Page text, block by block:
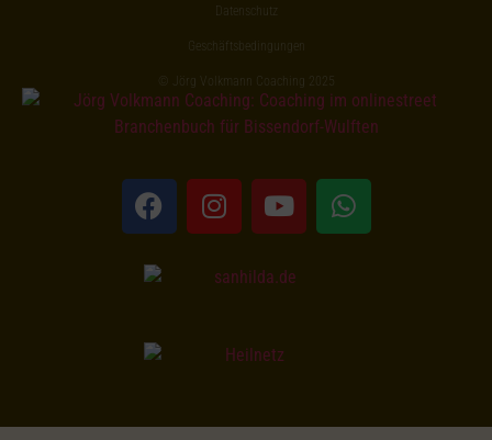
Datenschutz
Geschäftsbedingungen
© Jörg Volkmann Coaching 2025